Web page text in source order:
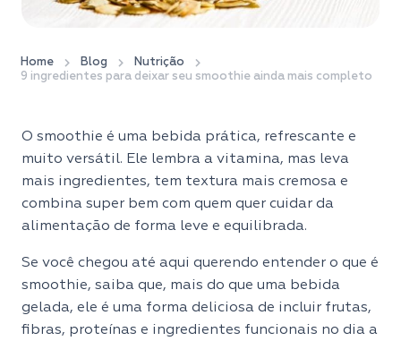
Home Blog
Nutrição
9 ingredientes para deixar seu smoothie ainda mais completo
O smoothie é uma bebida prática, refrescante e
muito versátil. Ele lembra a vitamina, mas leva
mais ingredientes, tem textura mais cremosa e
combina super bem com quem quer cuidar da
alimentação de forma leve e equilibrada.
Se você chegou até aqui querendo entender o que é
smoothie, saiba que, mais do que uma bebida
gelada, ele é uma forma deliciosa de incluir frutas,
fibras, proteínas e ingredientes funcionais no dia a